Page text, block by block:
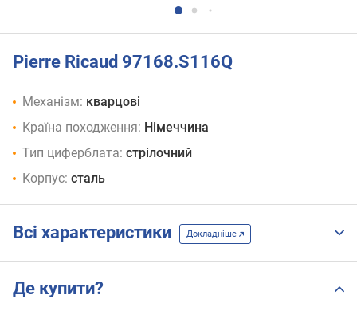
Pierre Ricaud 97168.S116Q
Механізм: кварцові
Країна походження: Німеччина
Тип циферблата: стрілочний
Корпус: сталь
Всі характеристики Докладніше
Де купити?